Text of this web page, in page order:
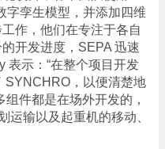
字孪生模型，并添加四维
作，他们在专注于各自
开发进度， SEPA 迅速
表示： “在整个项目开发
SYNCHRO ，以便清楚地
组件都是在场外开发的，
运输以及起重机的移动、